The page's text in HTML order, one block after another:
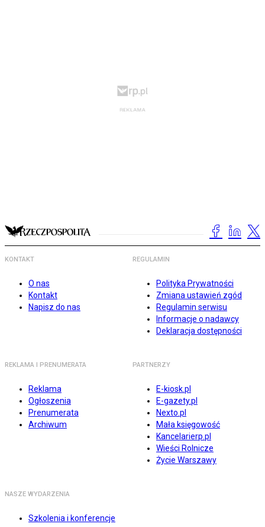
KONTAKT
O nas
Kontakt
Napisz do nas
REGULAMIN
Polityka Prywatności
Zmiana ustawień zgód
Regulamin serwisu
Informacje o nadawcy
Deklaracja dostępności
REKLAMA I PRENUMERATA
Reklama
Ogłoszenia
Prenumerata
Archiwum
PARTNERZY
E-kiosk.pl
E-gazety.pl
Nexto.pl
Mała księgowość
Kancelarierp.pl
Wieści Rolnicze
Życie Warszawy
NASZE WYDARZENIA
Szkolenia i konferencje